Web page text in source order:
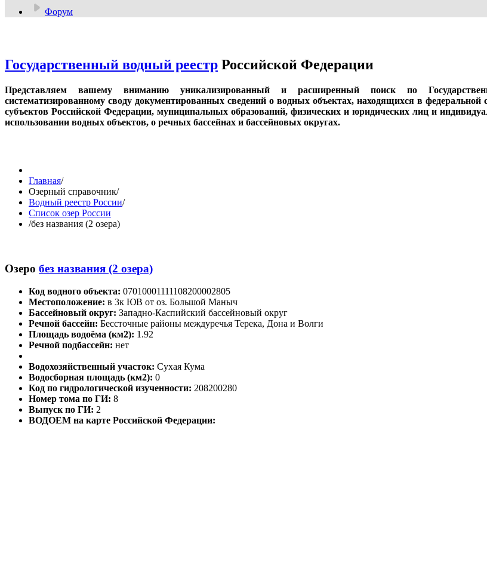
Форум
Государственный водный реестр Российской Федерации
Представляем вашему вниманию уникализированный и расширенный поиск по
систематизированному своду документированных сведений о водных объектах, находящихся в федеральной
субъектов Российской Федерации, муниципальных образований, физических и юридических лиц и
использовании водных объектов, о речных бассейнах и бассейновых округах.
Главная/
Озерный справочник/
Водный реестр России/
Список озер России
/без названия (2 озера)
Озеро без названия (2 озера)
Код водного объекта: 07010001111108200002805
Местоположение: в 3к ЮВ от оз. Большой Маныч
Бассейновый округ: Западно-Каспийский бассейновый округ
Речной бассейн: Бессточные районы междуречья Терека, Дона и Волги
Площадь водоёма (км2): 1.92
Речной подбассейн: нет
Водохозяйственный участок: Сухая Кума
Водосборная площадь (км2): 0
Код по гидрологической изученности: 208200280
Номер тома по ГИ: 8
Выпуск по ГИ: 2
ВОДОЕМ на карте Российской Федерации: